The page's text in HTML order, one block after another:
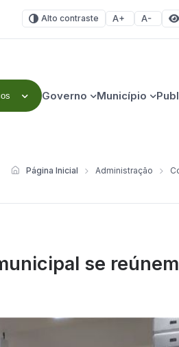
Alto contraste Aumentar fonte
Governo Município
Página Inicial Administração
se